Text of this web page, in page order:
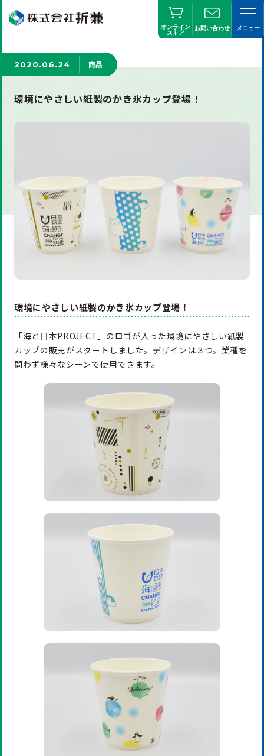
オンライン
ストア
お問い合わせ メニュー
2020.06.24 商品
環境にやさしい紙製のかき氷カップ登場！
環境にやさしい紙製のかき氷カップ登場！
「海と日本PROJECT」のロゴが入った環境にやさしい紙製
カップの販売がスタートしました。デザインは３つ。業種を
問わず様々なシーンで使用できます。